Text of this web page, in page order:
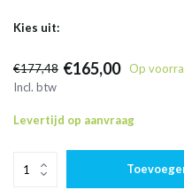
Kies uit:
€177,48 €165,00
Op
Incl. btw
Levertijd op aanvraag